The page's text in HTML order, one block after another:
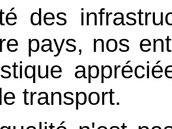
des
pays, nos
transport.